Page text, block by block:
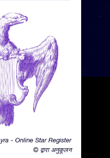
- Online Star Register
© द्वारा अनुकूलन